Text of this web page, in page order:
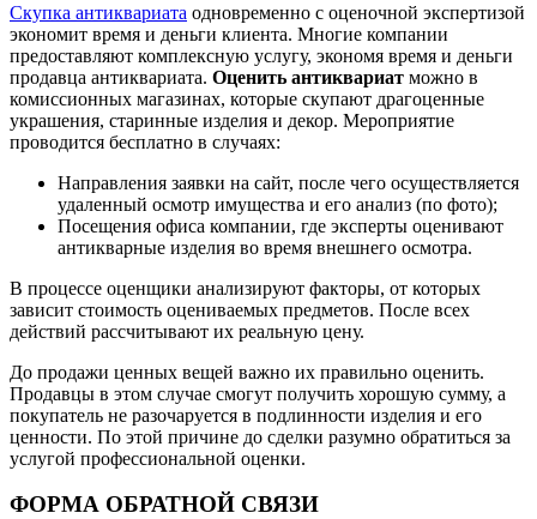
Скупка антиквариата одновременно с оценочной экспертизой
экономит время и деньги клиента. Многие компании
предоставляют комплексную услугу, экономя время и деньги
продавца антиквариата. Оценить антиквариат можно в
комиссионных магазинах, которые скупают драгоценные
украшения, старинные изделия и декор. Мероприятие
проводится бесплатно в случаях:
Направления заявки на сайт, после чего осуществляется
удаленный осмотр имущества и его анализ (по фото);
Посещения офиса компании, где эксперты оценивают
антикварные изделия во время внешнего осмотра.
В процессе оценщики анализируют факторы, от которых
зависит стоимость оцениваемых предметов. После всех
действий рассчитывают их реальную цену.
До продажи ценных вещей важно их правильно оценить.
Продавцы в этом случае смогут получить хорошую сумму, а
покупатель не разочаруется в подлинности изделия и его
ценности. По этой причине до сделки разумно обратиться за
услугой профессиональной оценки.
ФОРМА ОБРАТНОЙ СВЯЗИ